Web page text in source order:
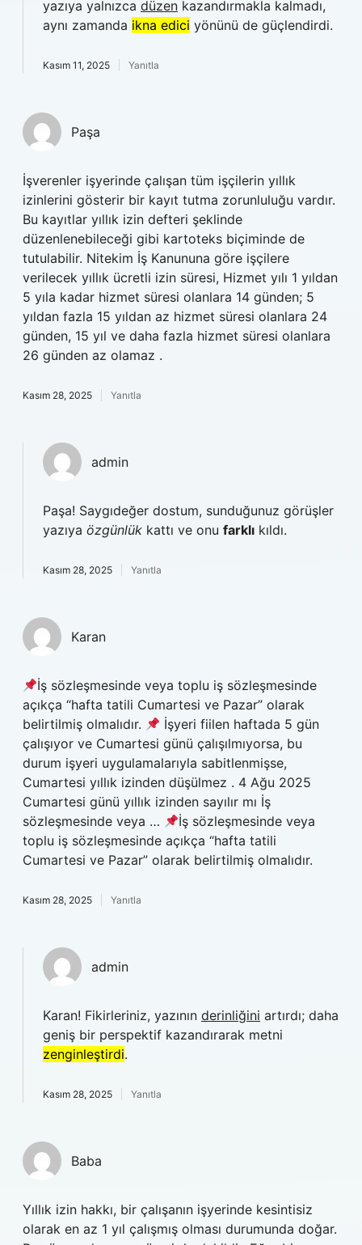
yazıya yalnızca düzen kazandırmakla kalmadı,
aynı zamanda ikna edici yönünü de güçlendirdi.
Kasım 11, 2025 Yanıtla
Paşa
İşverenler işyerinde çalışan tüm işçilerin yıllık
izinlerini gösterir bir kayıt tutma zorunluluğu vardır.
Bu kayıtlar yıllık izin defteri şeklinde
düzenlenebileceği gibi kartoteks biçiminde de
tutulabilir. Nitekim İş Kanununa göre işçilere
verilecek yıllık ücretli izin süresi, Hizmet yılı 1 yıldan
5 yıla kadar hizmet süresi olanlara 14 günden; 5
yıldan fazla 15 yıldan az hizmet süresi olanlara 24
günden, 15 yıl ve daha fazla hizmet süresi olanlara
26 günden az olamaz .
Kasım 28, 2025 Yanıtla
admin
Paşa! Saygıdeğer dostum, sunduğunuz görüşler
yazıya özgünlük kattı ve onu farklı kıldı.
Kasım 28, 2025 Yanıtla
Karan
İş sözleşmesinde veya toplu iş sözleşmesinde
açıkça “hafta tatili Cumartesi ve Pazar” olarak
belirtilmiş olmalıdır.
İşyeri fiilen haftada 5 gün
çalışıyor ve Cumartesi günü çalışılmıyorsa, bu
durum işyeri uygulamalarıyla sabitlenmişse,
Cumartesi yıllık izinden düşülmez . 4 Ağu 2025
Cumartesi günü yıllık izinden sayılır mı İş
sözleşmesinde veya …
İş sözleşmesinde veya
toplu iş sözleşmesinde açıkça “hafta tatili
Cumartesi ve Pazar” olarak belirtilmiş olmalıdır.
Kasım 28, 2025 Yanıtla
admin
Karan! Fikirleriniz, yazının derinliğini artırdı; daha
geniş bir perspektif kazandırarak metni
zenginleştirdi.
Kasım 28, 2025 Yanıtla
Baba
Yıllık izin hakkı, bir çalışanın işyerinde kesintisiz
olarak en az 1 yıl çalışmış olması durumunda doğar.